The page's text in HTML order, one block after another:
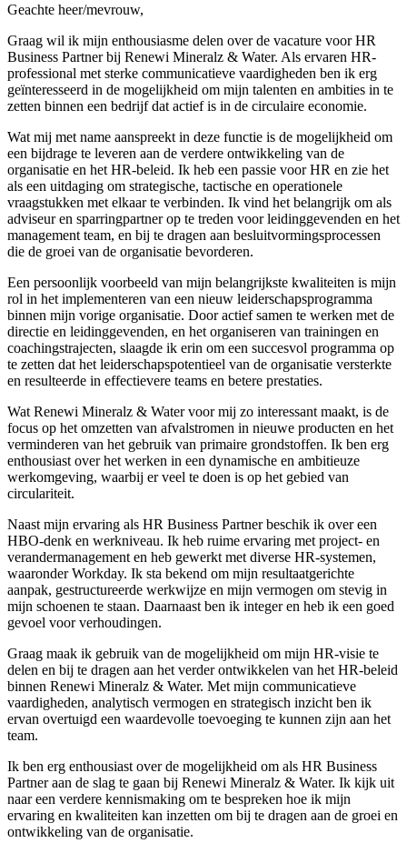
Geachte heer/mevrouw,
Graag wil ik mijn enthousiasme delen over de vacature voor HR
Business Partner bij Renewi Mineralz & Water. Als ervaren HR-
professional met sterke communicatieve vaardigheden ben ik erg
geïnteresseerd in de mogelijkheid om mijn talenten en ambities in te
zetten binnen een bedrijf dat actief is in de circulaire economie.
Wat mij met name aanspreekt in deze functie is de mogelijkheid om
een bijdrage te leveren aan de verdere ontwikkeling van de
organisatie en het HR-beleid. Ik heb een passie voor HR en zie het
als een uitdaging om strategische, tactische en operationele
vraagstukken met elkaar te verbinden. Ik vind het belangrijk om als
adviseur en sparringpartner op te treden voor leidinggevenden en het
management team, en bij te dragen aan besluitvormingsprocessen
die de groei van de organisatie bevorderen.
Een persoonlijk voorbeeld van mijn belangrijkste kwaliteiten is mijn
rol in het implementeren van een nieuw leiderschapsprogramma
binnen mijn vorige organisatie. Door actief samen te werken met de
directie en leidinggevenden, en het organiseren van trainingen en
coachingstrajecten, slaagde ik erin om een succesvol programma op
te zetten dat het leiderschapspotentieel van de organisatie versterkte
en resulteerde in effectievere teams en betere prestaties.
Wat Renewi Mineralz & Water voor mij zo interessant maakt, is de
focus op het omzetten van afvalstromen in nieuwe producten en het
verminderen van het gebruik van primaire grondstoffen. Ik ben erg
enthousiast over het werken in een dynamische en ambitieuze
werkomgeving, waarbij er veel te doen is op het gebied van
circulariteit.
Naast mijn ervaring als HR Business Partner beschik ik over een
HBO-denk en werkniveau. Ik heb ruime ervaring met project- en
verandermanagement en heb gewerkt met diverse HR-systemen,
waaronder Workday. Ik sta bekend om mijn resultaatgerichte
aanpak, gestructureerde werkwijze en mijn vermogen om stevig in
mijn schoenen te staan. Daarnaast ben ik integer en heb ik een goed
gevoel voor verhoudingen.
Graag maak ik gebruik van de mogelijkheid om mijn HR-visie te
delen en bij te dragen aan het verder ontwikkelen van het HR-beleid
binnen Renewi Mineralz & Water. Met mijn communicatieve
vaardigheden, analytisch vermogen en strategisch inzicht ben ik
ervan overtuigd een waardevolle toevoeging te kunnen zijn aan het
team.
Ik ben erg enthousiast over de mogelijkheid om als HR Business
Partner aan de slag te gaan bij Renewi Mineralz & Water. Ik kijk uit
naar een verdere kennismaking om te bespreken hoe ik mijn
ervaring en kwaliteiten kan inzetten om bij te dragen aan de groei en
ontwikkeling van de organisatie.